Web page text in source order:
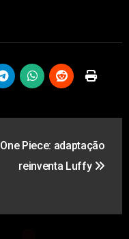
One Piece: adaptação
reinventa Luffy